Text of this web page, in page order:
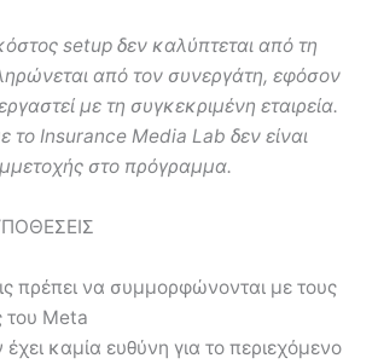
setup δεν καλύπτεται από τη
από τον συνεργάτη, εφόσον
με τη συγκεκριμένη εταιρεία.
το Insurance Media Lab δεν είναι
στο πρόγραμμα.
πρέπει να συμμορφώνονται με τους
του Meta
καμία ευθύνη για το περιεχόμενο